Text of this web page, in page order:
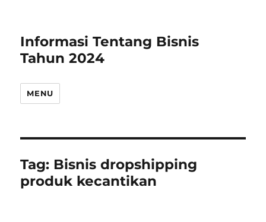
Informasi Tentang Bisnis
Tahun 2024
MENU
Tag: Bisnis dropshipping
produk kecantikan